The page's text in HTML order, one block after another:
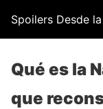
Spoilers Desde
Qué es la
que